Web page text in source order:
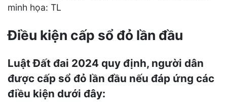
minh họa: TL
Điều kiện cấp sổ đỏ lần đầu
Luật Đất đai 2024 quy định, người dân
được cấp sổ đỏ lần đầu nếu đáp ứng các
điều kiện dưới đây: